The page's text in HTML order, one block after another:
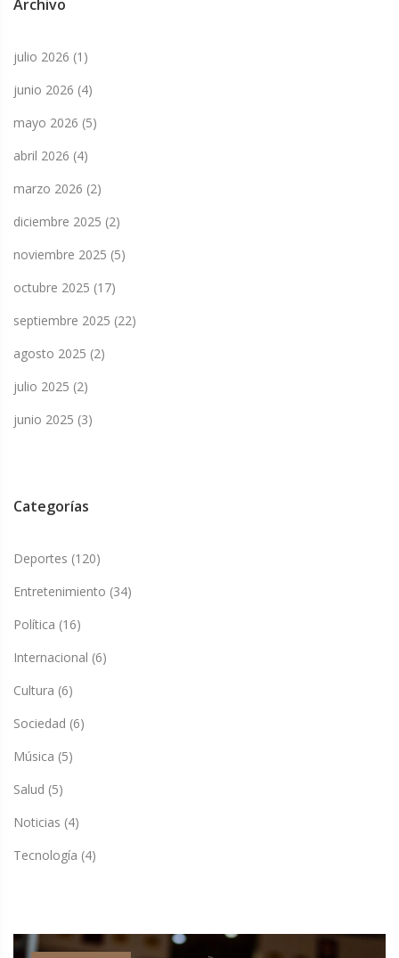
Archivo
julio 2026 (1)
junio 2026 (4)
mayo 2026 (5)
abril 2026 (4)
marzo 2026 (2)
diciembre 2025 (2)
noviembre 2025 (5)
octubre 2025 (17)
septiembre 2025 (22)
agosto 2025 (2)
julio 2025 (2)
junio 2025 (3)
Categorías
Deportes (120)
Entretenimiento (34)
Política (16)
Internacional (6)
Cultura (6)
Sociedad (6)
Música (5)
Salud (5)
Noticias (4)
Tecnología (4)